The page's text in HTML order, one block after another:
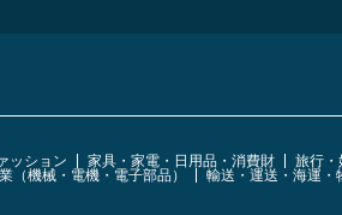
ッション 家具・家電・日用品・消費財 旅行・
（機械・電機・電子部品） 輸送・運送・海運・